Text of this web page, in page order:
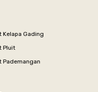
Kelapa Gading
Pluit
Pademangan